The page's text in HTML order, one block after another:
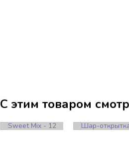
С этим товаром